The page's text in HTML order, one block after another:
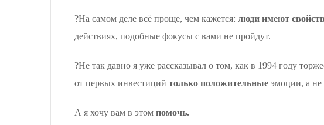
?На самом деле всё проще, чем кажется: люди имеют
действиях, подобные фокусы с вами не пройдут.
?Не так давно я уже рассказывал о том, как в 1994 году
от первых инвестиций только положительные эмоции, а не
А я хочу вам в этом помочь.